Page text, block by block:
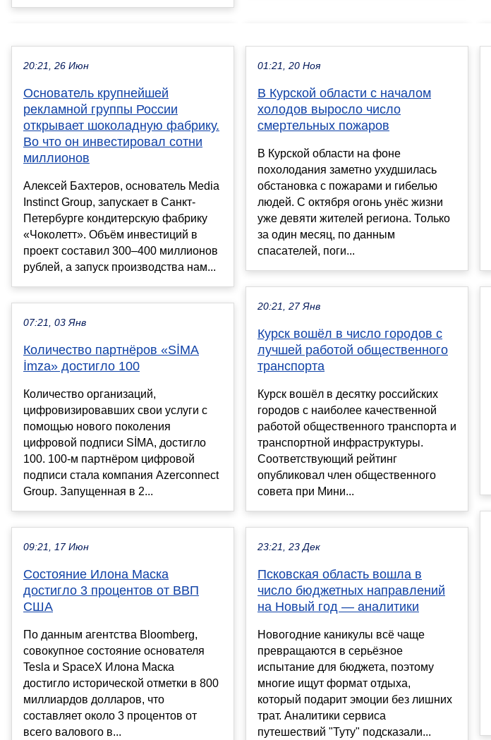
20:21, 26 Июн
Основатель крупнейшей
рекламной группы России
открывает шоколадную фабрику.
Во что он инвестировал сотни
миллионов
Алексей Бахтеров, основатель Media
Instinct Group, запускает в Санкт-
Петербурге кондитерскую фабрику
«Чоколетт». Объём инвестиций в
проект составил 300–400 миллионов
рублей, а запуск производства нам...
07:21, 03 Янв
Количество партнёров «SİMA
İmza» достигло 100
Количество организаций,
цифровизировавших свои услуги с
помощью нового поколения
цифровой подписи SİMA, достигло
100. 100-м партнёром цифровой
подписи стала компания Azerconnect
Group. Запущенная в 2...
09:21, 17 Июн
Состояние Илона Маска
достигло 3 процентов от ВВП
США
По данным агентства Bloomberg,
совокупное состояние основателя
Tesla и SpaceX Илона Маска
достигло исторической отметки в 800
миллиардов долларов, что
составляет около 3 процентов от
всего валового в...
01:21, 20 Ноя
В Курской области с началом
холодов выросло число
смертельных пожаров
В Курской области на фоне
похолодания заметно ухудшилась
обстановка с пожарами и гибелью
людей. С октября огонь унёс жизни
уже девяти жителей региона. Только
за один месяц, по данным
спасателей, поги...
20:21, 27 Янв
Курск вошёл в число городов с
лучшей работой общественного
транспорта
Курск вошёл в десятку российских
городов с наиболее качественной
работой общественного транспорта и
транспортной инфраструктуры.
Соответствующий рейтинг
опубликовал член общественного
совета при Мини...
23:21, 23 Дек
Псковская область вошла в
число бюджетных направлений
на Новый год — аналитики
Новогодние каникулы всё чаще
превращаются в серьёзное
испытание для бюджета, поэтому
многие ищут формат отдыха,
который подарит эмоции без лишних
трат. Аналитики сервиса
путешествий "Туту" подсказали...